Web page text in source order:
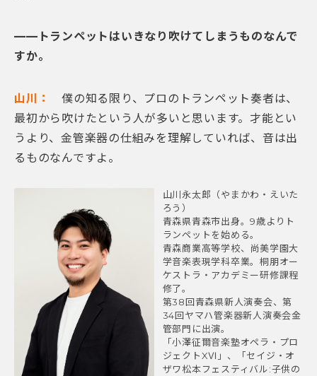
——トランペットはいきなり吹けてしまうものなんで
すか。
山川：
僕の知る限り、プロのトランペット奏者は、
最初から吹けたという人が多いと思います。才能とい
うより、金管楽器の仕組みを理解していれば、音は出
るものなんですよ。
山川永太郎（やまかわ・えいた
ろう）
青森県青森市出身。9歳よりト
ランペットを始める。
青森商業高等学校、尚美学園大
学音楽表現学科卒業。桐朋オー
ケストラ・アカデミー研修課程
修了。
第38回青森県新人演奏会、第
34回ヤマハ管楽器新人演奏会金
管部門に出演。
「小澤征爾音楽塾オペラ・プロ
ジェクトXⅥ」、「セイジ・オ
ザワ松本フェスティバル:子供の